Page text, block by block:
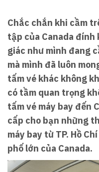
Chắc chắn khi cầm
tập của Canada đính
giác như mình đang
mà mình đã luôn
tấm vé khác không
có tầm quan trọng
tấm vé máy bay đến
cấp cho bạn những
máy bay từ TP. Hồ
phố lớn của Canada.